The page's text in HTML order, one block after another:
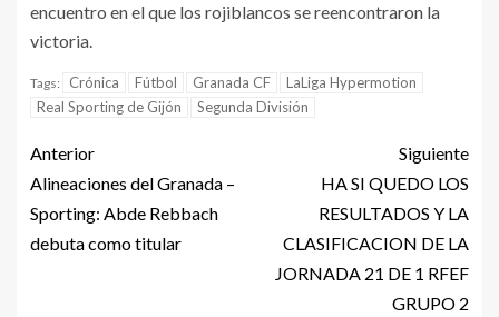
encuentro en el que los rojiblancos se reencontraron la
victoria.
Tags: Crónica Fútbol Granada CF
LaLiga Hypermotion
Real Sporting de Gijón
Segunda División
Anterior
Alineaciones del Granada –
Sporting: Abde Rebbach
debuta como titular
Siguiente
HA SI QUEDO LOS
RESULTADOS Y LA
CLASIFICACION DE LA
JORNADA 21 DE 1 RFEF
GRUPO 2